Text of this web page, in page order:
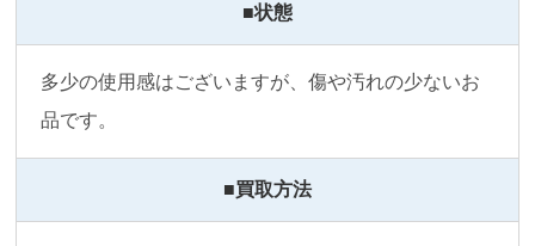
■状態
多少の使用感はございますが、傷や汚れの少ないお
品です。
■買取方法